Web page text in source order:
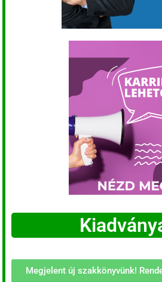
Megjelent új szakkönyvünk!